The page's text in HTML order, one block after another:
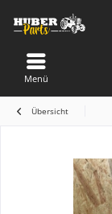
Menü
Übersicht